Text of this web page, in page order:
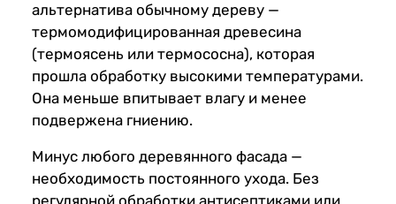
альтернатива обычному дереву —
термомодифицированная древесина
(термоясень или термососна), которая
прошла обработку высокими температурами.
Она меньше впитывает влагу и менее
подвержена гниению.
Минус любого деревянного фасада —
необходимость постоянного ухода. Без